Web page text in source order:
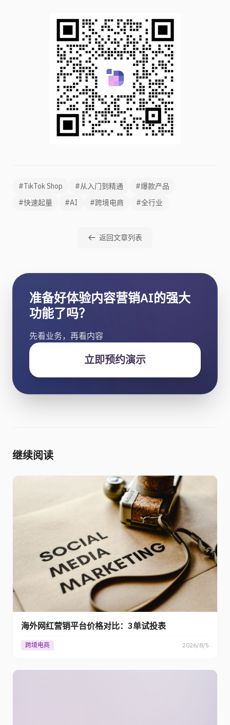
#TikTok Shop #从入门到精通
#爆款产品
#快速起量
#AI #跨境电商 #全行业
返回文章列表
准备好体验内容营销AI的强大
功能了吗？
先看业务，再看内容
立即预约演示
继续阅读
海外网红营销平台价格对比：3单试投表
跨境电商 2026/8/5